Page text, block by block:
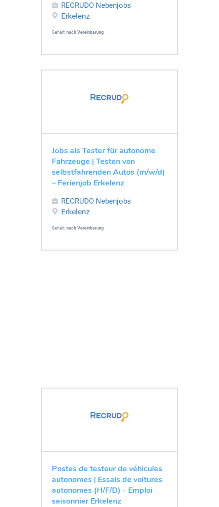
RECRUDO Nebenjobs
Erkelenz
Gehalt: nach Vereinbarung
Jobs als Tester für autonome
Fahrzeuge | Testen von
selbstfahrenden Autos (m/w/d)
– Ferienjob Erkelenz
RECRUDO Nebenjobs
Erkelenz
Gehalt: nach Vereinbarung
Postes de testeur de véhicules
autonomes | Essais de voitures
autonomes (H/F/D) - Emploi
saisonnier Erkelenz